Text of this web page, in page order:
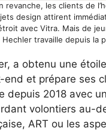
revanche, les clients de
design attirent
avec Vitra. Mais de
Hechler travaille depuis
a obtenu une
end et prépare ses
depuis 2018 avec
volontiers au-
ART ou les